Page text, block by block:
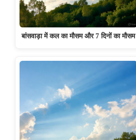
बांसवाड़ा में कल का मौसम और 7 दिनों का मौसम